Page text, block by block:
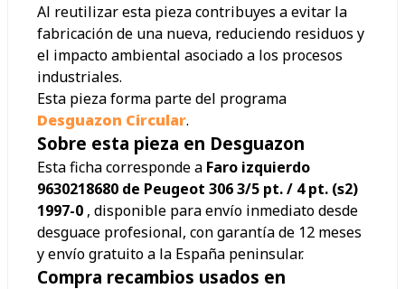
Al reutilizar esta pieza contribuyes a evitar la
fabricación de una nueva, reduciendo residuos y
el impacto ambiental asociado a los procesos
industriales.
Esta pieza forma parte del programa
Desguazon Circular.
Sobre esta pieza en Desguazon
Esta ficha corresponde a Faro izquierdo
9630218680 de Peugeot 306 3/5 pt. / 4 pt. (s2)
1997-0 , disponible para envío inmediato desde
desguace profesional, con garantía de 12 meses
y envío gratuito a la España peninsular.
Compra recambios usados en